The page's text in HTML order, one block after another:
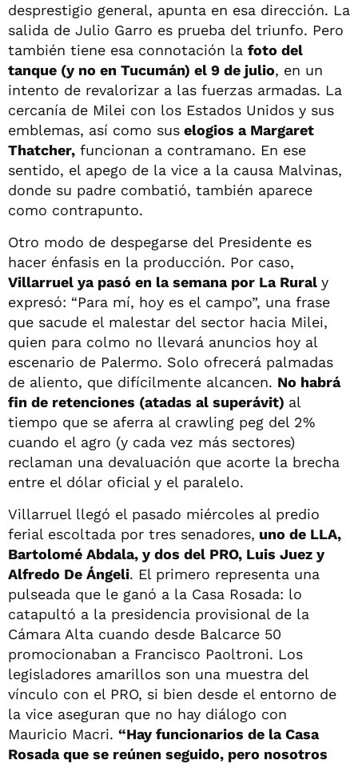
desprestigio general, apunta en esa dirección. La
salida de Julio Garro es prueba del triunfo. Pero
también tiene esa connotación la foto del
tanque (y no en Tucumán) el 9 de julio, en un
intento de revalorizar a las fuerzas armadas. La
cercanía de Milei con los Estados Unidos y sus
emblemas, así como sus elogios a Margaret
Thatcher, funcionan a contramano. En ese
sentido, el apego de la vice a la causa Malvinas,
donde su padre combatió, también aparece
como contrapunto.
Otro modo de despegarse del Presidente es
hacer énfasis en la producción. Por caso,
Villarruel ya pasó en la semana por La Rural y
expresó: “Para mí, hoy es el campo”, una frase
que sacude el malestar del sector hacia Milei,
quien para colmo no llevará anuncios hoy al
escenario de Palermo. Solo ofrecerá palmadas
de aliento, que difícilmente alcancen. No habrá
fin de retenciones (atadas al superávit) al
tiempo que se aferra al crawling peg del 2%
cuando el agro (y cada vez más sectores)
reclaman una devaluación que acorte la brecha
entre el dólar oficial y el paralelo.
Villarruel llegó el pasado miércoles al predio
ferial escoltada por tres senadores, uno de LLA,
Bartolomé Abdala, y dos del PRO, Luis Juez y
Alfredo De Ángeli. El primero representa una
pulseada que le ganó a la Casa Rosada: lo
catapultó a la presidencia provisional de la
Cámara Alta cuando desde Balcarce 50
promocionaban a Francisco Paoltroni. Los
legisladores amarillos son una muestra del
vínculo con el PRO, si bien desde el entorno de
la vice aseguran que no hay diálogo con
Mauricio Macri. “Hay funcionarios de la Casa
Rosada que se reúnen seguido, pero nosotros